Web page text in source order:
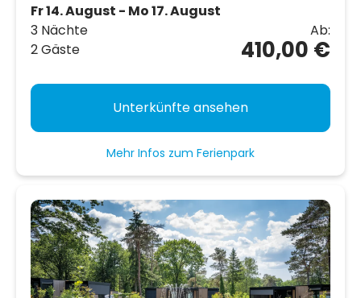
Fr 14. August - Mo 17. August
3 Nächte
2 Gäste
Ab:
410,00 €
Unterkünfte ansehen
Mehr Infos zum Ferienpark